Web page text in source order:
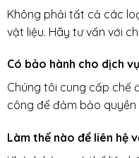
Không phải tất cả các
vật liệu. Hãy tư vấn với
Có bảo hành cho dịch
Chúng tôi cung cấp chế
công để đảm bảo quyền
Làm thế nào để liên hệ